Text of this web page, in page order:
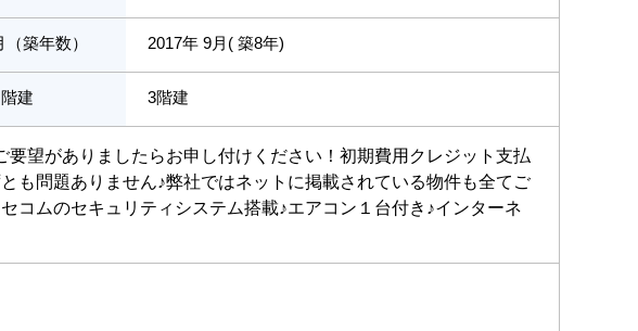
築年数） 2017年 9月( 築8年)
階建 3階建
望がありましたらお申し付けください！初期費用クレジット支払
も問題ありません♪弊社ではネットに掲載されている物件も全てご
ムのセキュリティシステム搭載♪エアコン１台付き♪インターネ